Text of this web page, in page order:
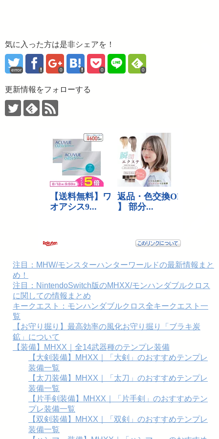
気に入った方は是非シェアを！
error 0 0 0
更新情報をフォローする
注目：MHW/モンスターハンターワールドの最新情報まと
め！
注目：NintendoSwitch版のMHXX/モンハンダブルクロス
に関しての情報まとめ
キークエスト：モンハンダブルクロス全キークエスト一
覧
【お守り掘り】最高効率の風化お守り掘り「ブラキ炭
鉱」について
【装備】MHXX｜全14武器種のテンプレ装備
【大剣装備】MHXX｜「大剣」のおすすめテンプレ
装備一覧
【太刀装備】MHXX｜「太刀」のおすすめテンプレ
装備一覧
【片手剣装備】MHXX｜「片手剣」のおすすめテン
プレ装備一覧
【双剣装備】MHXX｜「双剣」のおすすめテンプレ
装備一覧